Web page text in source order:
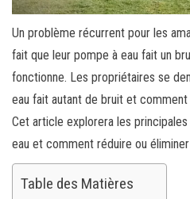
Un problème récurrent pour les
fait que leur pompe à eau fait un
fonctionne. Les propriétaires se
eau fait autant de bruit et
Cet article explorera les
eau et comment réduire ou
Table des Matières